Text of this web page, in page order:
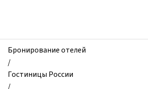
и
квартиры,
Апартаменты
Вайнера
Бронирование отелей
/
Гостиницы России
/